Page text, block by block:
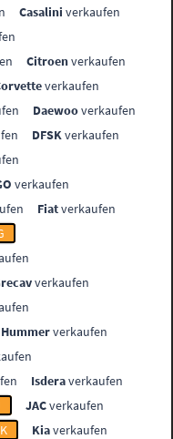
Casalini verkaufen
Citroenverkaufen
verkaufen
Daewooverkaufen
DFSKverkaufen
verkaufen
Fiatverkaufen
verkaufen
Hummerverkaufen
Isderaverkaufen
JACverkaufen
K Kiaverkaufen